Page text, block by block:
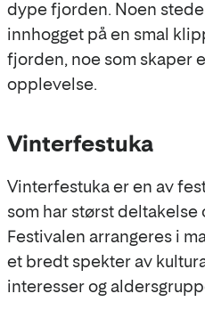
dype fjorden. Noen
innhogget på en smal
fjorden, noe som skaper
opplevelse.
Vinterfestuka
Vinterfestuka er en av
som har størst deltakelse
Festivalen arrangeres i
et bredt spekter av
interesser og